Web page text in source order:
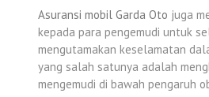
Asuransi mobil Garda Oto juga
kepada para pengemudi untuk
mengutamakan keselamatan
yang salah satunya adalah
mengemudi di bawah pengaruh